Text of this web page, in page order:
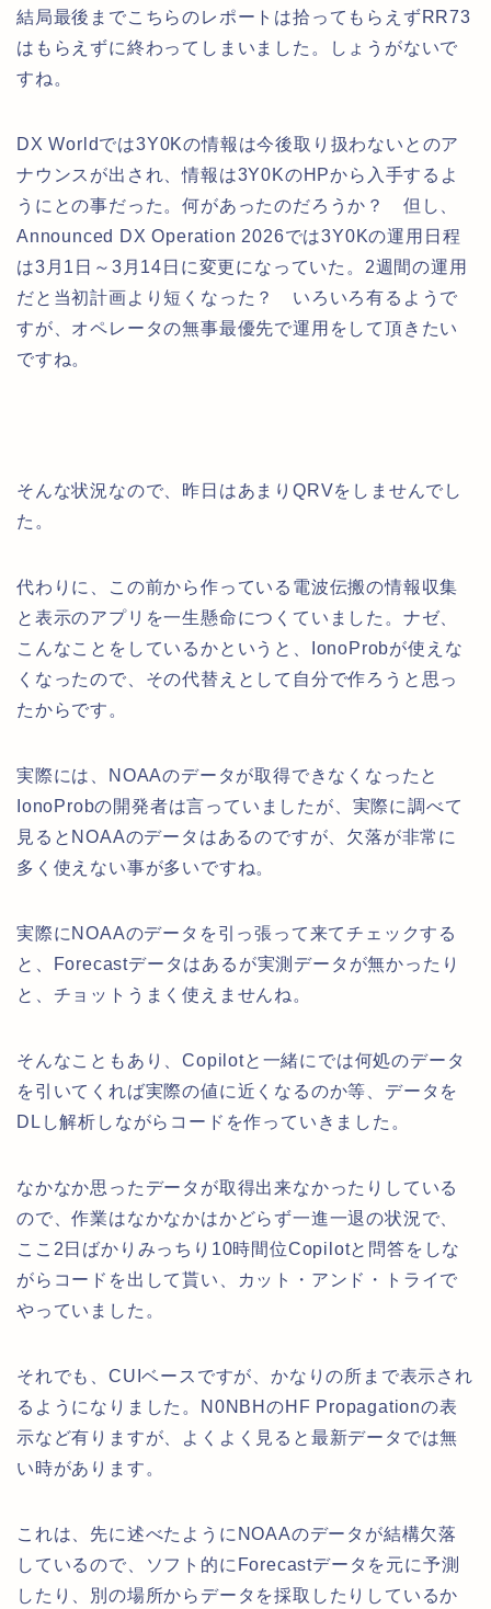
結局最後までこちらのレポートは拾ってもらえずRR73
はもらえずに終わってしまいました。しょうがないで
すね。
DX Worldでは3Y0Kの情報は今後取り扱わないとのア
ナウンスが出され、情報は3Y0KのHPから入手するよ
うにとの事だった。何があったのだろうか？ 但し、
Announced DX Operation 2026では3Y0Kの運用日程
は3月1日～3月14日に変更になっていた。2週間の運用
だと当初計画より短くなった？ いろいろ有るようで
すが、オペレータの無事最優先で運用をして頂きたい
ですね。
そんな状況なので、昨日はあまりQRVをしませんでし
た。
代わりに、この前から作っている電波伝搬の情報収集
と表示のアプリを一生懸命につくていました。ナゼ、
こんなことをしているかというと、IonoProbが使えな
くなったので、その代替えとして自分で作ろうと思っ
たからです。
実際には、NOAAのデータが取得できなくなったと
IonoProbの開発者は言っていましたが、実際に調べて
見るとNOAAのデータはあるのですが、欠落が非常に
多く使えない事が多いですね。
実際にNOAAのデータを引っ張って来てチェックする
と、Forecastデータはあるが実測データが無かったり
と、チョットうまく使えませんね。
そんなこともあり、Copilotと一緒にでは何処のデータ
を引いてくれば実際の値に近くなるのか等、データを
DLし解析しながらコードを作っていきました。
なかなか思ったデータが取得出来なかったりしている
ので、作業はなかなかはかどらず一進一退の状況で、
ここ2日ばかりみっちり10時間位Copilotと問答をしな
がらコードを出して貰い、カット・アンド・トライで
やっていました。
それでも、CUIベースですが、かなりの所まで表示され
るようになりました。N0NBHのHF Propagationの表
示など有りますが、よくよく見ると最新データでは無
い時があります。
これは、先に述べたようにNOAAのデータが結構欠落
しているので、ソフト的にForecastデータを元に予測
したり、別の場所からデータを採取したりしているか